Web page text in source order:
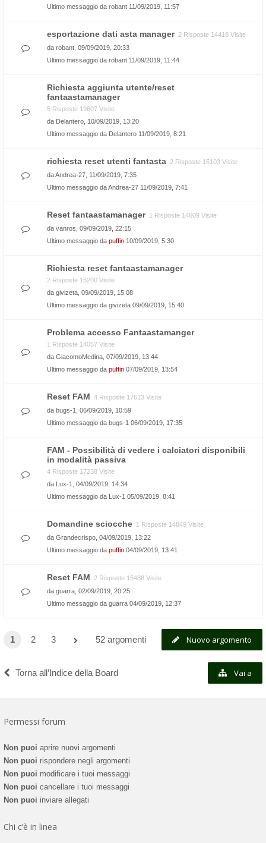
Ultimo messaggio da robant 11/09/2019, 11:57
esportazione dati asta manager 2 Risposte 14418 Visite
da robant , 09/09/2019, 20:33
Ultimo messaggio da robant 11/09/2019, 11:44
Richiesta aggiunta utente/reset
fantaastamanager
5 Risposte 19607 Visite
da Delantero , 10/09/2019, 13:20
Ultimo messaggio da Delantero 11/09/2019, 8:21
richiesta reset utenti fantasta 2 Risposte 15103 Visite
daAndrea-27 , 11/09/2019, 7:35
Ultimo messaggio daAndrea-27 11/09/2019, 7:41
Reset fantaastamanager 1 Risposte 14609 Visite
da vanros , 09/09/2019, 22:15
Ultimo messaggio da puffin 10/09/2019, 5:30
Richiesta reset fantaastamanager
2 Risposte 15200 Visite
da givizeta , 09/09/2019, 15:08
Ultimo messaggio da givizeta 09/09/2019, 15:40
Problema accesso Fantaastamanger
1 Risposte 14057 Visite
da GiacomoMedina , 07/09/2019, 13:44
Ultimo messaggio da puffin 07/09/2019, 13:54
Reset FAM 4 Risposte 17613 Visite
da bugs-1
, 06/09/2019, 10:59
Ultimo messaggio da bugs-1 06/09/2019, 17:35
FAM - Possibilità di vedere i calciatori disponibili
in modalità passiva
4 Risposte 17238 Visite
da Lux-1
, 04/09/2019, 14:34
Ultimo messaggio da Lux-1 05/09/2019, 8:41
Domandine sciocche 1 Risposte 14849 Visite
da Grandecrispo , 04/09/2019, 13:22
Ultimo messaggio da puffin 04/09/2019, 13:41
Reset FAM
2 Risposte 15488 Visite
da guarra , 02/09/2019, 20:25
Ultimo messaggio da guarra 04/09/2019, 12:37
Nuovo argomento
1 2 3 52 argomenti
Torna all’Indice della Board Vai a
Permessi forum
Non puoi aprire nuovi argomenti
Non puoi rispondere negli argomenti
Non puoi modificare i tuoi messaggi
Non puoi cancellare i tuoi messaggi
Non puoi inviare allegati
Chi c’è in linea